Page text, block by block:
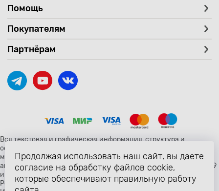
Помощь
Покупателям
Партнёрам
Вся текстовая и графическая информация, структура и
оформление страницы avtozaryad.ru защищены российскими и
международными законами и соглашениями об охране
авторских прав и интеллектуальной собственности (статьи 1259
и 1260 главы 70 «Авторское право» Гражданского Кодекса
Российской Федерации от 18 декабря 2006 года N 230-ФЗ).
Продолжая использовать наш сайт, вы даете
согласие на обработку файлов cookie,
которые обеспечивают правильную работу